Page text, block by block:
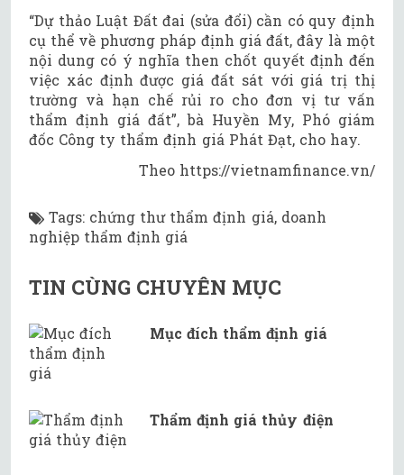
“Dự thảo Luật Đất đai (sửa đổi) cần có quy định
cụ thể về phương pháp định giá đất, đây là một
nội dung có ý nghĩa then chốt quyết định đến
việc xác định được giá đất sát với giá trị thị
trường và hạn chế rủi ro cho đơn vị tư vấn
thẩm định giá đất”, bà Huyền My, Phó giám
đốc Công ty thẩm định giá Phát Đạt, cho hay.
Theo https://vietnamfinance.vn/
Tags: chứng thư thẩm định giá, doanh
nghiệp thẩm định giá
TIN CÙNG CHUYÊN MỤC
Mục đích thẩm định giá
Thẩm định giá thủy điện